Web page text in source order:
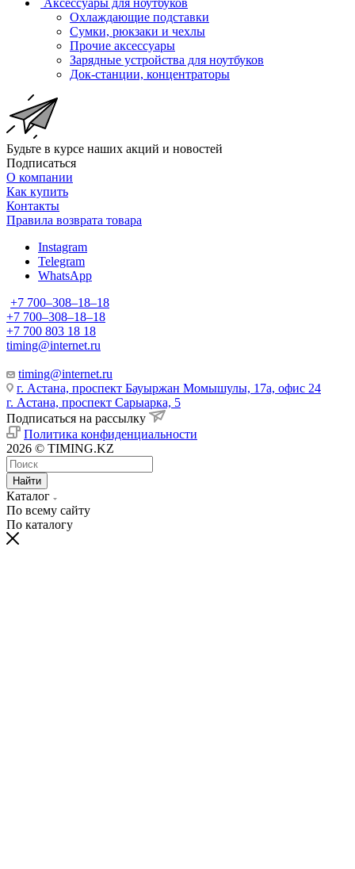
Охлаждающие подставки
Сумки, рюкзаки и чехлы
Прочие аксессуары
Зарядные устройства для ноутбуков
Док-станции, концентраторы
Будьте в курсе наших акций и новостей
Подписаться
О компании
Как купить
Контакты
Правила возврата товара
Instagram
Telegram
WhatsApp
+7 700‒308‒18‒18
+7 700‒308‒18‒18
+7 700 803 18 18
timing@internet.ru
timing@internet.ru
г. Астана, проспект Бауыржан Момышулы, 17а, офис 24
г. Астана, проспект Сарыарка, 5
Подписаться на рассылку
Политика конфиденциальности
2026 © TIMING.KZ
Найти
Каталог
По всему сайту
По каталогу